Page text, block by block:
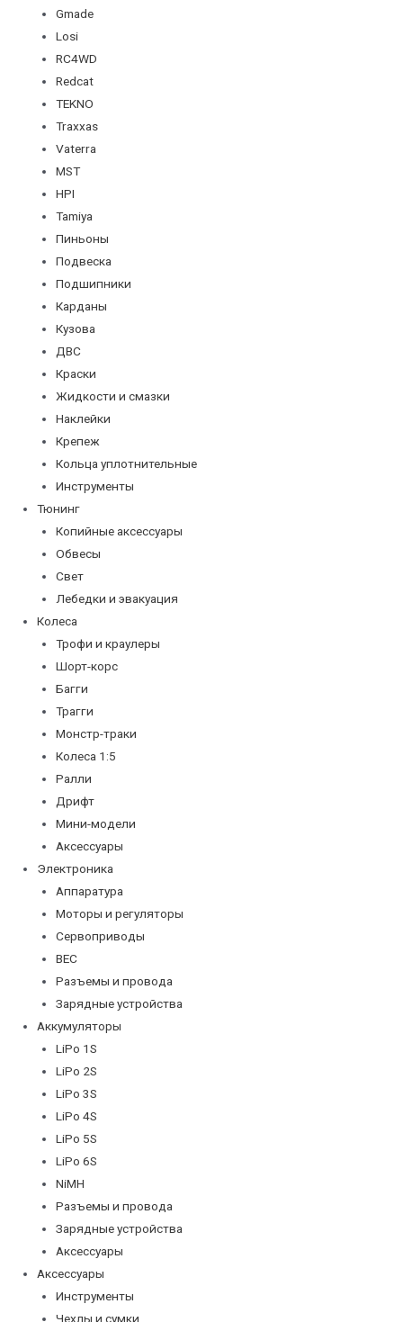
Gmade
Losi
RC4WD
Redcat
TEKNO
Traxxas
Vaterra
MST
HPI
Tamiya
Пиньоны
Подвеска
Подшипники
Карданы
Кузова
ДВС
Краски
Жидкости и смазки
Наклейки
Крепеж
Кольца уплотнительные
Инструменты
Тюнинг
Копийные аксессуары
Обвесы
Свет
Лебедки и эвакуация
Колеса
Трофи и краулеры
Шорт-корс
Багги
Трагги
Монстр-траки
Колеса 1:5
Ралли
Дрифт
Мини-модели
Аксессуары
Электроника
Аппаратура
Моторы и регуляторы
Сервоприводы
BEC
Разъемы и провода
Зарядные устройства
Аккумуляторы
LiPo 1S
LiPo 2S
LiPo 3S
LiPo 4S
LiPo 5S
LiPo 6S
NiMH
Разъемы и провода
Зарядные устройства
Аксессуары
Аксессуары
Инструменты
Чехлы и сумки